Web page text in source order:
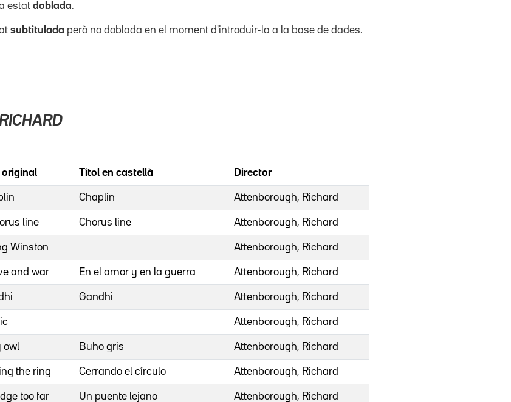
estat doblada.
subtitulada però no doblada en el moment d'introduir-la a la base de dades.
original Títol en castellà Director
Chaplin Attenborough, Richard
line Chorus line Attenborough, Richard
Winston Attenborough, Richard
and war En el amor y en la guerra Attenborough, Richard
Gandhi Attenborough, Richard
Attenborough, Richard
owl Buho gris Attenborough, Richard
the ring Cerrando el círculo Attenborough, Richard
too far Un puente lejano Attenborough, Richard